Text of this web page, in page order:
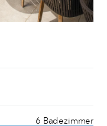
6 Badezimmer